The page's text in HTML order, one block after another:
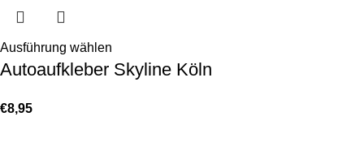
Ausführung wählen
Autoaufkleber Skyline Köln
€8,95